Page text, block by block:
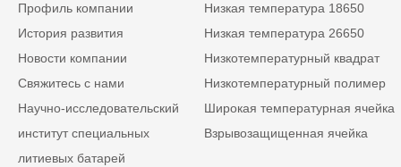
Профиль компании
История развития
Новости компании
Свяжитесь с нами
Научно-исследовательский
институт специальных
литиевых батарей
Низкая температура 18650
Низкая температура 26650
Низкотемпературный квадрат
Низкотемпературный полимер
Широкая температурная ячейка
Взрывозащищенная ячейка